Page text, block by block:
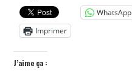
WhatsApp
Imprimer
J’aime ça :